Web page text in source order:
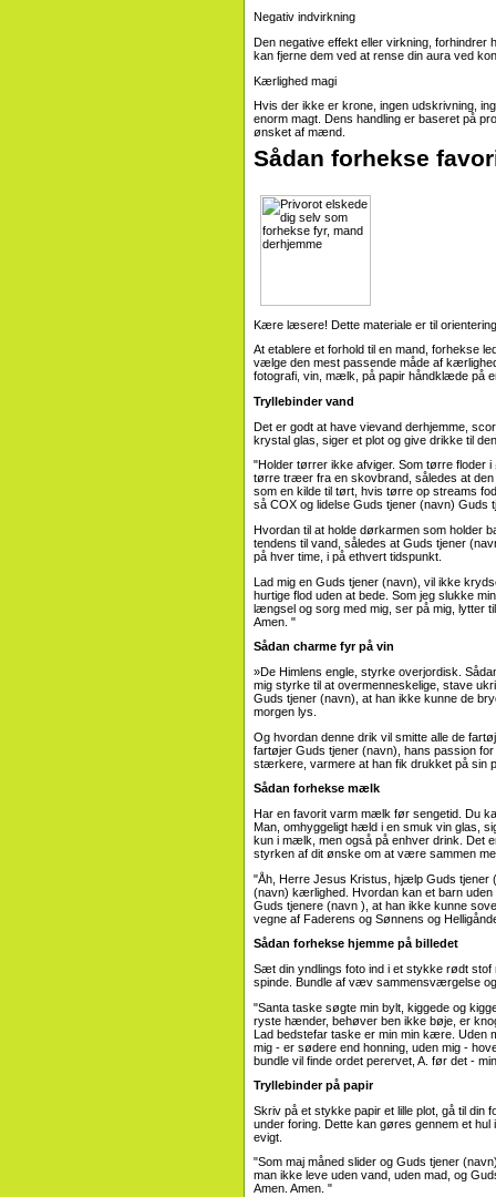
Negativ indvirkning
Den negative effekt eller virkning, forhindrer
kan fjerne dem ved at rense din aura ved
Kærlighed magi
Hvis der ikke er krone, ingen udskrivning,
enorm magt. Dens handling er baseret på
ønsket af mænd.
Sådan forhekse
Kære læsere! Dette materiale er til
At etablere et forhold til en mand, forhekse
vælge den mest passende måde af
fotografi, vin, mælk, på papir håndklæde på
Tryllebinder vand
Det er godt at have vievand derhjemme,
krystal glas, siger et plot og give drikke til
"Holder tørrer ikke afviger. Som tørre
tørre træer fra en skovbrand, således at
som en kilde til tørt, hvis tørre op streams
så COX og lidelse Guds tjener (navn) Guds
Hvordan til at holde dørkarmen som holder
tendens til vand, således at Guds tjener
på hver time, i på ethvert tidspunkt.
Lad mig en Guds tjener (navn), vil ikke
hurtige flod uden at bede. Som jeg slukke
længsel og sorg med mig, ser på mig, lytter
Amen. "
Sådan charme fyr på vin
»De Himlens engle, styrke overjordisk.
mig styrke til at overmenneskelige, stave
Guds tjener (navn), at han ikke kunne de
morgen lys.
Og hvordan denne drik vil smitte alle de
fartøjer Guds tjener (navn), hans passion
stærkere, varmere at han fik drukket på sin
Sådan forhekse mælk
Har en favorit varm mælk før sengetid. Du
Man, omhyggeligt hæld i en smuk vin glas,
kun i mælk, men også på enhver drink. Det
styrken af ​​dit ønske om at være sammen
"Åh, Herre Jesus Kristus, hjælp Guds tjener
(navn) kærlighed. Hvordan kan et barn
Guds tjenere (navn ), at han ikke kunne
vegne af Faderens og Sønnens og
Sådan forhekse hjemme på billedet
Sæt din yndlings foto ind i et stykke rødt
spinde. Bundle af væv sammensværgelse
"Santa taske søgte min bylt, kiggede og
ryste hænder, behøver ben ikke bøje, er
Lad bedstefar taske er min min kære. Uden
mig - er sødere end honning, uden mig -
bundle vil finde ordet perervet, A. før det -
Tryllebinder på papir
Skriv på et stykke papir et lille plot, gå til din
under foring. Dette kan gøres gennem et
evigt.
"Som maj måned slider og Guds tjener
man ikke leve uden vand, uden mad, og
Amen. Amen. "